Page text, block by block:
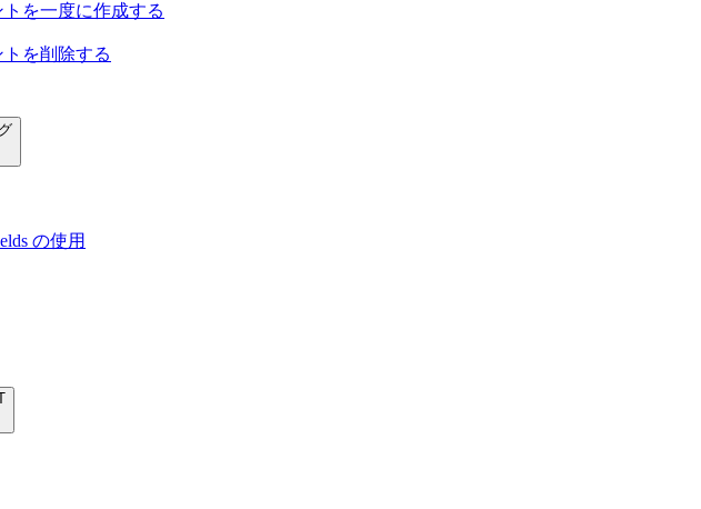
を一度に作成する
を削除する
の使用